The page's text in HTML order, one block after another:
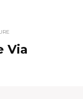
Via